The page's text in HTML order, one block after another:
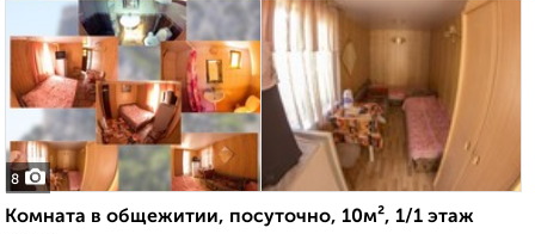
8
Комната в общежитии, посуточно, 10м², 1/1 этаж